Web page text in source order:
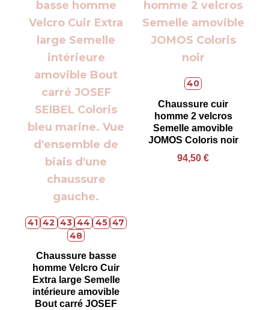
41 42 43 44 45 47
48
Chaussure basse
homme Velcro Cuir
Extra large Semelle
intérieure amovible
Bout carré JOSEF
40
Chaussure cuir
homme 2 velcros
Semelle amovible
JOMOS Coloris noir
94,50 €